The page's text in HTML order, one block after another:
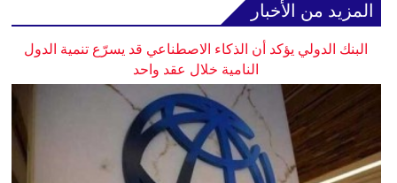
المزيد من الأخبار
البنك الدولي يؤكد أن الذكاء الاصطناعي قد يسرّع تنمية الدول
النامية خلال عقد واحد